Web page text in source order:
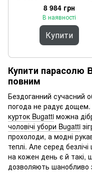
One Size
8 984 грн
В наявності
Купити
Купити парасолю
повним
Бездоганний сучасний
погода не радує
курток Bugatti можна
чоловічі убори Bugatti
прохолоди, а модні
теплі. Але серед
на кожен день є й такі,
дозволяють шанобливо